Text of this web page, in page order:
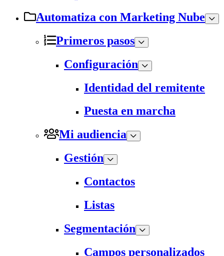
Automatiza con Marketing Nube
Primeros pasos
Configuración
Identidad del remitente
Puesta en marcha
Mi audiencia
Gestión
Contactos
Listas
Segmentación
Campos personalizados